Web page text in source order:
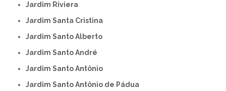
Jardim Riviera
Jardim Santa Cristina
Jardim Santo Alberto
Jardim Santo André
Jardim Santo Antônio
Jardim Santo Antônio de Pádua